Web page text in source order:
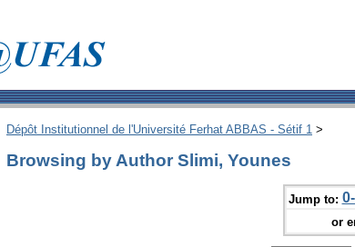
Dépôt Institutionnel de l'Université Ferhat ABBAS - Sétif 1 >
Browsing by Author Slimi, Younes
Jump to:
or